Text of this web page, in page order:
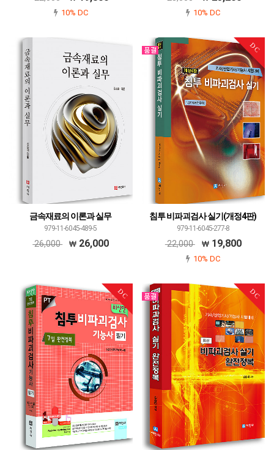
10% DC 10% DC
금속재료의 이론과 실무
979-11-6045-489-5
26,000 26,000
DC
침투 비파괴검사 실기(개정4판)
979-11-6045-277-8
22,000 19,800
10% DC
DC DC